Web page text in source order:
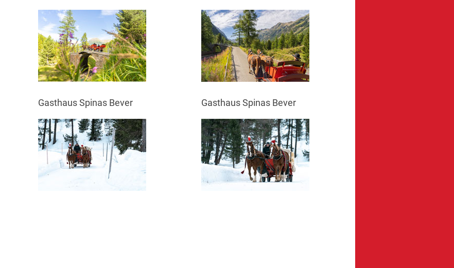
Gasthaus Spinas Bever Gasthaus Spinas Bever